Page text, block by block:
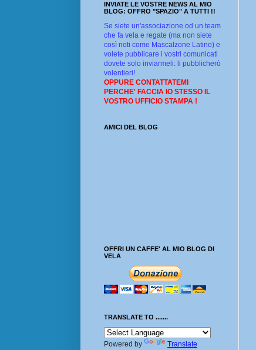
INVIATE LE VOSTRE NEWS AL MIO
BLOG: OFFRO "SPAZIO" A TUTTI !!
Se siete un'associazione od un team
che fa vela e regate (ma non siete
così noti come Mascalzone Latino) e
volete pubblicare i vostri comunicati
dovete solo inviarmeli: li pubblicherò
volentieri!
OPPURE CONTATTATEMI
PERCHE' FACCIA IO STESSO IL
VOSTRO UFFICIO STAMPA !
AMICI DEL BLOG
OFFRI UN CAFFE' AL MIO BLOG DI
VELA
TRANSLATE TO .......
Powered by Translate